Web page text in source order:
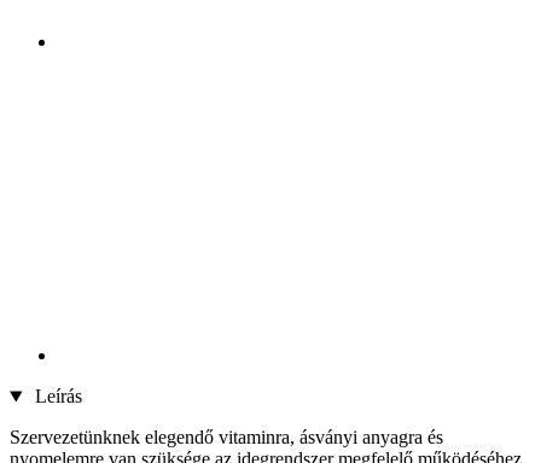
Leírás
Szervezetünknek elegendő vitaminra, ásványi anyagra és